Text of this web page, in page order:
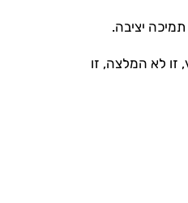
יציבה.
חד-גלי אינו מסוגל לעמוד בלחץ האנכי של ארגזים שנערמים מעליו. קרטון דו-גלי עמיד פי 2.5 ללחץ, זו לא המלצה, זו